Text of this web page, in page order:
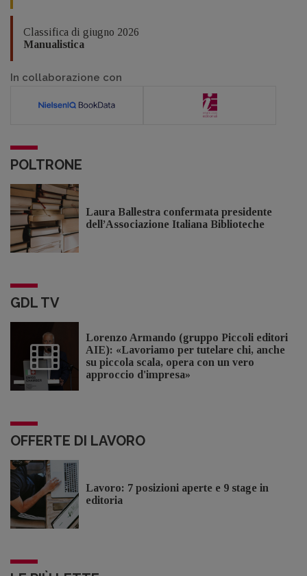
Classifica di giugno 2026
Manualistica
In collaborazione con
POLTRONE
Laura Ballestra confermata presidente
dell’Associazione Italiana Biblioteche
GDL TV
Lorenzo Armando (gruppo Piccoli editori
AIE): «Lavoriamo per tutelare chi, anche
su piccola scala, opera con un vero
approccio d'impresa»
OFFERTE DI LAVORO
Lavoro: 7 posizioni aperte e 9 stage in
editoria